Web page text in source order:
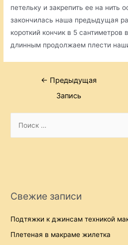
петельку и закрепить ее на нить
закончилась наша предыдущая
короткий кончик в 5 сантиметров
длинным продолжаем плести
Навигация
← Предыдущая
Запись
fСвежие записи
Подтяжки к джинсам техникой
Плетеная в макраме жилетка